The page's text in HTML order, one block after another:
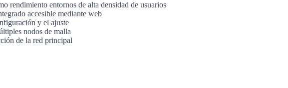
rendimiento entornos de alta densidad de usuarios
accesible mediante web
y el ajuste
nodos de malla
de la red principal